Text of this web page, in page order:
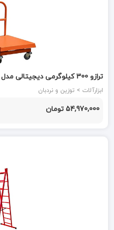
نظیر
ابزارآلات > توزین و نردبان
54,970,000 تومان